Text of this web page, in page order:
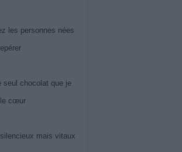
les personnes nées
seul chocolat que je
le cœur
mais vitaux